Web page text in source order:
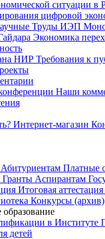
ситуации в
цифровой
Труды ИЭП
Экономика
НИР Требования к
Наши
Интернет-магазин
Абитуриентам Платные
Гранты Аспирантам
Итоговая аттестация
Конкурсы (архив)
в Институте
детей